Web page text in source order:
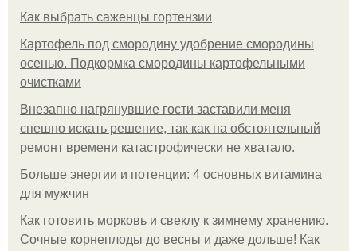
Как выбрать саженцы гортензии
Картофель под смородину удобрение смородины
осенью. Подкормка смородины картофельными
очистками
Внезапно нагрянувшие гости заставили меня
спешно искать решение, так как на обстоятельный
ремонт времени катастрофически не хватало.
Больше энергии и потенции: 4 основных витамина
для мужчин
Как готовить морковь и свеклу к зимнему хранению.
Сочные корнеплоды до весны и даже дольше! Как